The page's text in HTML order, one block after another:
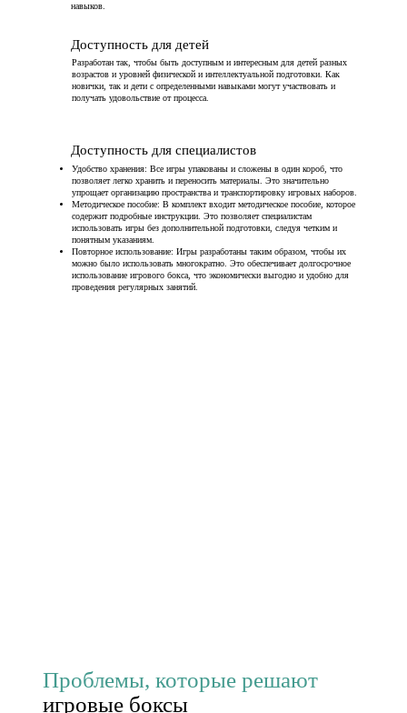
Доступность для детей
Доступность для специалистов
навыков.
Разработан так, чтобы быть доступным и интересным для детей разных
возрастов и уровней физической и интеллектуальной подготовки. Как
новички, так и дети с определенными навыками могут участвовать и
получать удовольствие от процесса.
Удобство хранения: Все игры упакованы и сложены в один короб, что
позволяет легко хранить и переносить материалы. Это значительно
упрощает организацию пространства и транспортировку игровых наборов.
Методическое пособие: В комплект входит методическое пособие, которое
содержит подробные инструкции. Это позволяет специалистам
использовать игры без дополнительной подготовки, следуя четким и
понятным указаниям.
Повторное использование: Игры разработаны таким образом, чтобы их
можно было использовать многократно. Это обеспечивает долгосрочное
использование игрового бокса, что экономически выгодно и удобно для
проведения регулярных занятий.
Проблемы, которые решают
игровые боксы